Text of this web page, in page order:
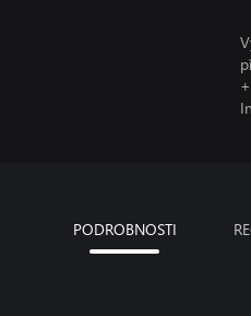
PODROBNOSTI